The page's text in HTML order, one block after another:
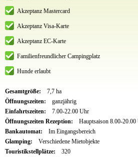
Akzeptanz Mastercard
Akzeptanz Visa-Karte
Akzeptanz EC-Karte
Familienfreundlicher Campingplatz
Hunde erlaubt
Gesamtgröße:
7,7 ha
Öffnungszeiten:
ganzjährig
Einfahrtszeiten:
7.00-22.00 Uhr
Öffnungszeiten Rezeption:
Hauptsaison 8.00-20.00
Bankautomat:
Im Eingangsbereich
Glamping:
Verschiedene Mietobjekte
Touristikstellplätze:
320